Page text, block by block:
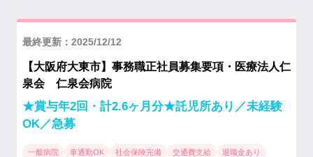
最終更新：2025/12/12
【大阪府大東市】事務職正社員募集要項・医療法人仁
泉会 仁泉会病院
★賞与年2回・計2.6ヶ月分★託児所あり／未経験
OK／急募
一般病院 車通勤OK 社会保険完備 交通費支給
退職金あり